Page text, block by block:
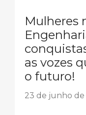
Mulheres
as vozes
o futuro!
23 de junho de